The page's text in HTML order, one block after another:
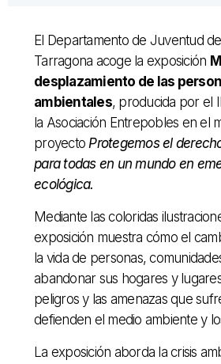
El Departamento de Juventud
Tarragona acoge la exposición
desplazamiento de las
ambientales, producida por el
la Asociación Entrepobles en el
proyectoProtegemos el
para todas en un mundo en
ecológica.
Mediante las coloridas
exposición muestra cómo el
la vida de personas,
abandonar sus hogares y
peligros y las amenazas que
defienden el medio ambiente y
La exposición aborda la crisis